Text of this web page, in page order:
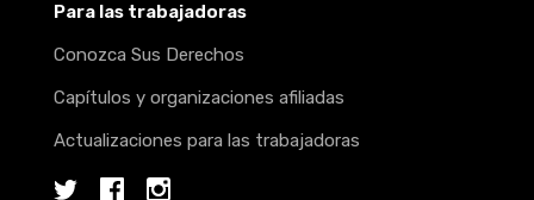
Para las trabajadoras
Conozca Sus Derechos
Capítulos y organizaciones afiliadas
Actualizaciones para las trabajadoras
TwitterFacebookInstagram